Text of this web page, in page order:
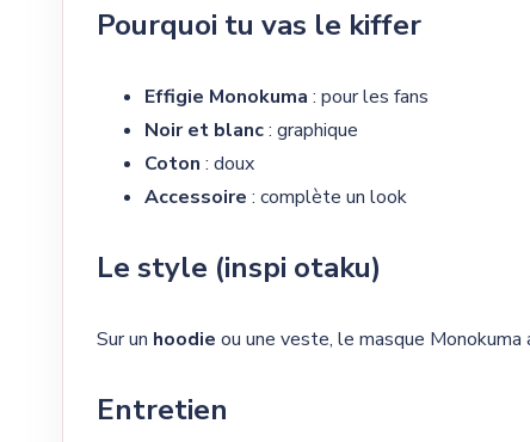
Pourquoi tu vas le kiffer
Effigie Monokuma : pour les fans
Noir et blanc: graphique
Coton : doux
Accessoire : complète un look
Le style (inspi otaku)
Sur un hoodie ou une veste, le masque Monokuma
Entretien